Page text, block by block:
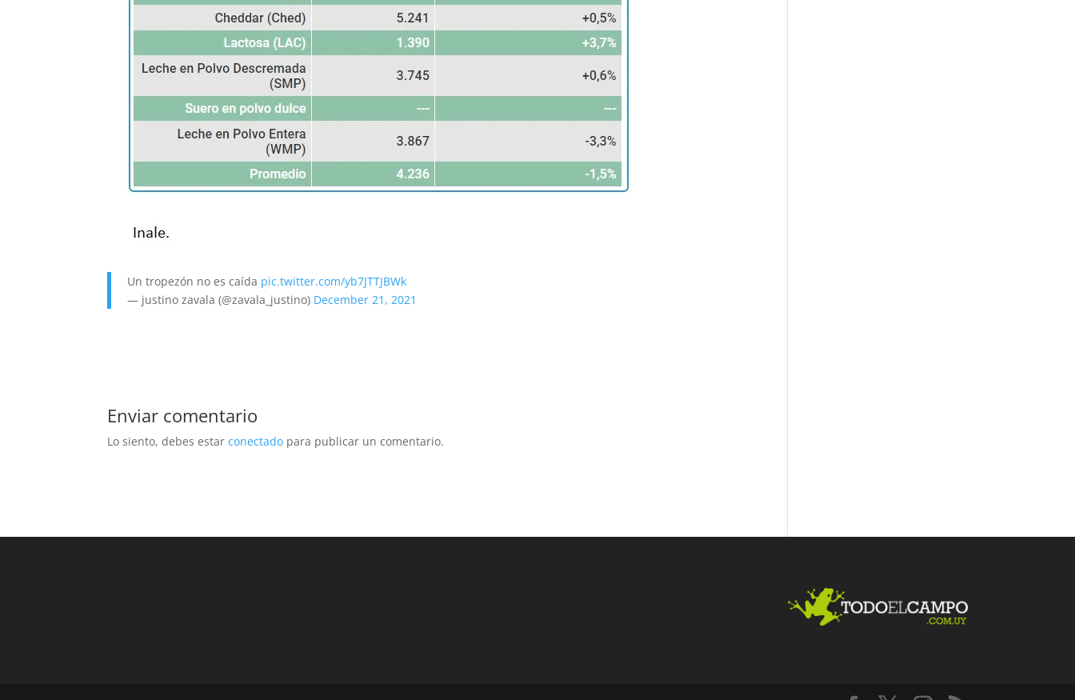
Un tropezón no es caída pic.twitter.com/yb7JTTJBWk
— justino zavala (@zavala_justino) December 21, 2021
Enviar comentario
Lo siento, debes estarconectado para publicar un comentario.
Fac
ebo
Twit
ter